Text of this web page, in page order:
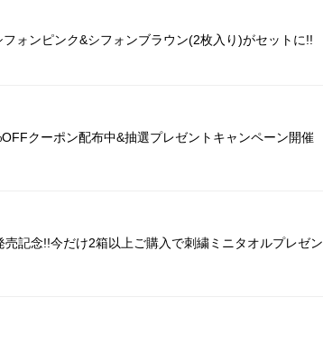
ォンピンク&シフォンブラウン(2枚入り)がセットに!!
クーポン配布中&抽選プレゼントキャンペーン開催
売記念!!今だけ2箱以上ご購入で刺繍ミニタオルプレゼン